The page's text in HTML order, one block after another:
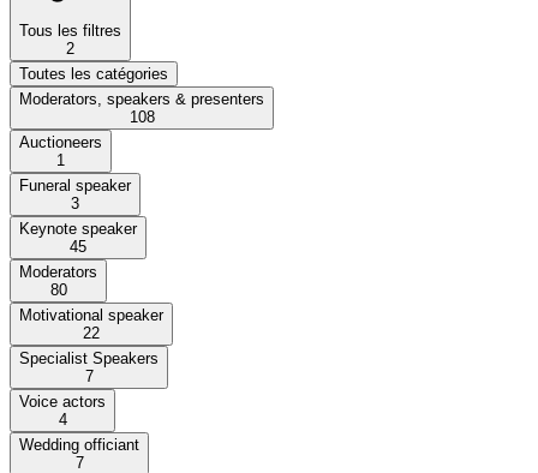
Tous les filtres
2
Toutes les catégories
Moderators, speakers & presenters
108
Auctioneers
1
Funeral speaker
3
Keynote speaker
45
Moderators
80
Motivational speaker
22
Specialist Speakers
7
Voice actors
4
Wedding officiant
7